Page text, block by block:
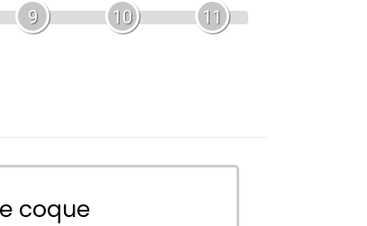
9 10 11
coque